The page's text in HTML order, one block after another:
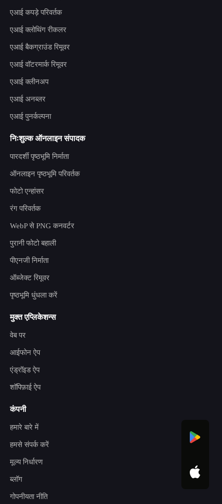
एआई कपड़े परिवर्तक
एआई क्लोथिंग रीकलर
एआई बैकग्राउंड रिमूवर
एआई वॉटरमार्क रिमूवर
एआई क्लीनअप
एआई अनब्लर
एआई पुनर्कल्पना
निःशुल्क ऑनलाइन संपादक
पारदर्शी पृष्ठभूमि निर्माता
ऑनलाइन पृष्ठभूमि परिवर्तक
फोटो एन्हांसर
रंग परिवर्तक
WebP से PNG कनवर्टर
पुरानी फोटो बहाली
पीएनजी निर्माता
ऑब्जेक्ट रिमूवर
पृष्ठभूमि धुंधला करें
मुक्त एप्लिकेशन्स
वेब पर
आईफोन ऐप
एंड्रॉइड ऐप
शॉपिफ़ाई ऐप
कंपनी
हमारे बारे में
हमसे संपर्क करें
मूल्य निर्धारण
ब्लॉग
गोपनीयता नीति